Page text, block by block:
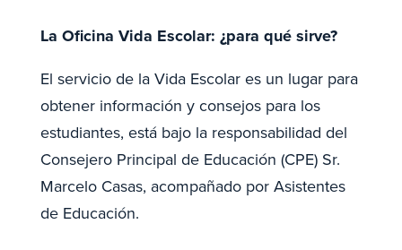
La Oficina Vida Escolar: ¿para qué sirve?
El servicio de la Vida Escolar es un lugar para
obtener información y consejos para los
estudiantes, está bajo la responsabilidad del
Consejero Principal de Educación (CPE) Sr.
Marcelo Casas, acompañado por Asistentes
de Educación.